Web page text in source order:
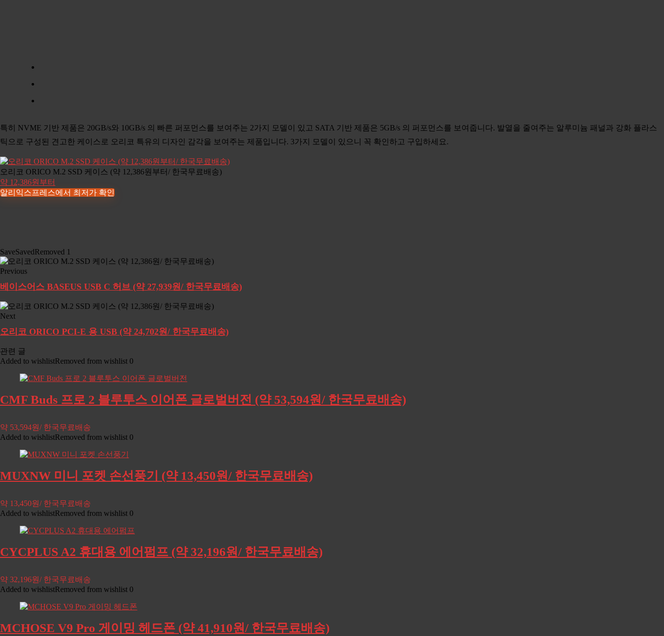
특히 NVME 기반 제품은 20GB/s와 10GB/s 의 빠른 퍼포먼스를 보여주는 2가지 모델이 있고 SATA 기반 제품은 5GB/s 의 퍼포먼스를 보여줍니다. 발열을 줄여주는 알루미늄 패널과 강화 플라스
틱으로 구성된 견고한 케이스로 오리코 특유의 디자인 감각을 보여주는 제품입니다. 3가지 모델이 있으니 꼭 확인하고 구입하세요.
오리코 ORICO M.2 SSD 케이스 (약 12,386원부터/ 한국무료배송)
약 12,386원부터
알리익스프레스에서 최저가 확인
SaveSavedRemoved 1
Previous
베이스어스 BASEUS USB C 허브 (약 27,939원/ 한국무료배송)
Next
오리코 ORICO PCI-E 용 USB (약 24,702원/ 한국무료배송)
관련 글
Added to wishlistRemoved from wishlist 0
CMF Buds 프로 2 블루투스 이어폰 글로벌버전 (약 53,594원/ 한국무료배송)
약 53,594원/ 한국무료배송
Added to wishlistRemoved from wishlist 0
MUXNW 미니 포켓 손선풍기 (약 13,450원/ 한국무료배송)
약 13,450원/ 한국무료배송
Added to wishlistRemoved from wishlist 0
CYCPLUS A2 휴대용 에어펌프 (약 32,196원/ 한국무료배송)
약 32,196원/ 한국무료배송
Added to wishlistRemoved from wishlist 0
MCHOSE V9 Pro 게이밍 헤드폰 (약 41,910원/ 한국무료배송)